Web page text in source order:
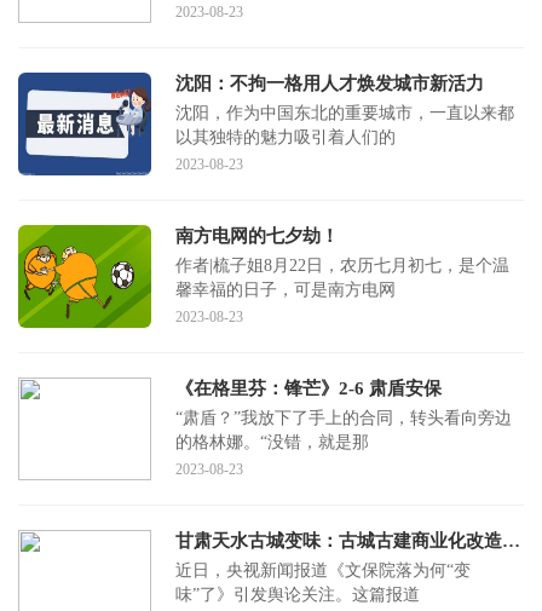
2023-08-23
沈阳：不拘一格用人才焕发城市新活力
沈阳，作为中国东北的重要城市，一直以来都
以其独特的魅力吸引着人们的
2023-08-23
南方电网的七夕劫！
作者|梳子姐8月22日，农历七月初七，是个温
馨幸福的日子，可是南方电网
2023-08-23
《在格里芬：锋芒》2-6 肃盾安保
“肃盾？”我放下了手上的合同，转头看向旁边
的格林娜。“没错，就是那
2023-08-23
甘肃天水古城变味：古城古建商业化改造当适度、合理丨快评
近日，央视新闻报道《文保院落为何“变
味”了》引发舆论关注。这篇报道